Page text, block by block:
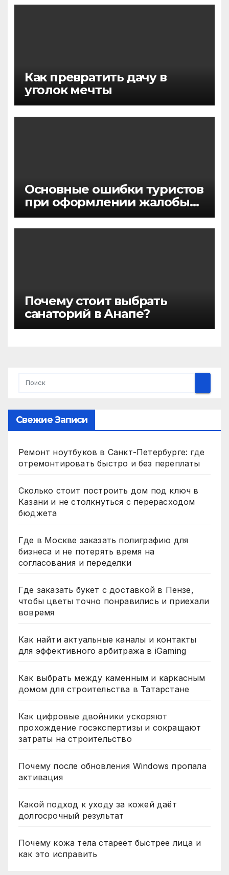
Как превратить дачу в
уголок мечты
Основные ошибки туристов
при оформлении жалобы
на качество
предоставляемых
Почему стоит выбрать
санаторий в Анапе?
Свежие Записи
Ремонт ноутбуков в Санкт-Петербурге: где
отремонтировать быстро и без переплаты
Сколько стоит построить дом под ключ в
Казани и не столкнуться с перерасходом
бюджета
Где в Москве заказать полиграфию для
бизнеса и не потерять время на
согласования и переделки
Где заказать букет с доставкой в Пензе,
чтобы цветы точно понравились и приехали
вовремя
Как найти актуальные каналы и контакты
для эффективного арбитража в iGaming
Как выбрать между каменным и каркасным
домом для строительства в Татарстане
Как цифровые двойники ускоряют
прохождение госэкспертизы и сокращают
затраты на строительство
Почему после обновления Windows пропала
активация
Какой подход к уходу за кожей даёт
долгосрочный результат
Почему кожа тела стареет быстрее лица и
как это исправить